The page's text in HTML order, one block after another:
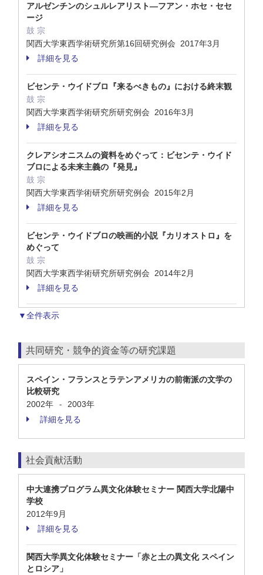
アルゼンチンのシュルレアリスト―フアン・ホセ・セセ
ージ
鼓 宗
関西大学東西学術研究所第16回研究例会 2017年3月
詳細を見る
ビセンテ・ウイドブロ『来るべきもの』における終末観
鼓 宗
関西大学東西学術研究所研究例会 2016年3月
詳細を見る
クレアシオニスムの資料をめぐって：ビセンテ・ウイド
ブロによる未来主義の『発見』
鼓 宗
関西大学東西学術研究所研究例会 2015年2月
詳細を見る
ビセンテ・ウイドブロの映画的小説『カリオストロ』を
めぐって
鼓 宗
関西大学東西学術研究所研究例会 2014年2月
詳細を見る
▼全件表示
共同研究・競争的資金等の研究課題
スペイン・フランスとラテンアメリカの前衛派の文学の
比較研究
2002年
-
2003年
詳細を見る
社会貢献活動
中大連携プログラム異文化体験セミナー 関西大学北陽中
学校
2012年9月
詳細を見る
関西大学異文化体験セミナー「赤と土の異文化 スペイン
とロシア」